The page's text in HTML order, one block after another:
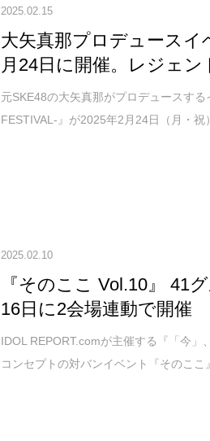
2025.02.15
大矢真那プロデュースイ
月24日に開催。レジェ
元SKE48の大矢真那がプロデュースす
FESTIVAL-』が2025年2月24日（月・祝
2025.02.10
『そのここ Vol.10』 41
16日に2会場連動で開催
IDOL REPORT.comが主催する『「今」
コンセプトの対バンイベント『そのここ